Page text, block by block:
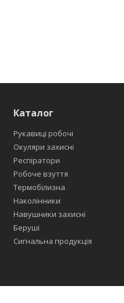
Каталог
Рукавиці робочі
Окуляри захисні
Респіратори
Робоче взуття
Термобілизна
Наколінники
Навушники захисні
Беруші
Сигнальна продукція